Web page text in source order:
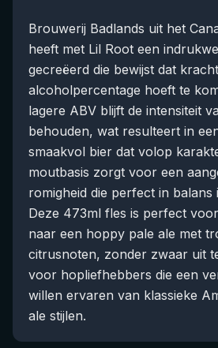
Brouwerij Badlands uit het
heeft met Lil Root een
gecreëerd die bewijst dat
alcoholpercentage hoeft te
lagere ABV blijft de intensiteit
behouden, wat resulteert in
smaakvol bier dat volop
moutbasis zorgt voor een
romigheid die perfect in balans
Deze 473ml fles is perfect
naar een hoppy pale ale met
citrusnoten, zonder zwaar uit
voor hopliefhebbers die een
willen ervaren van klassieke
ale stijlen.